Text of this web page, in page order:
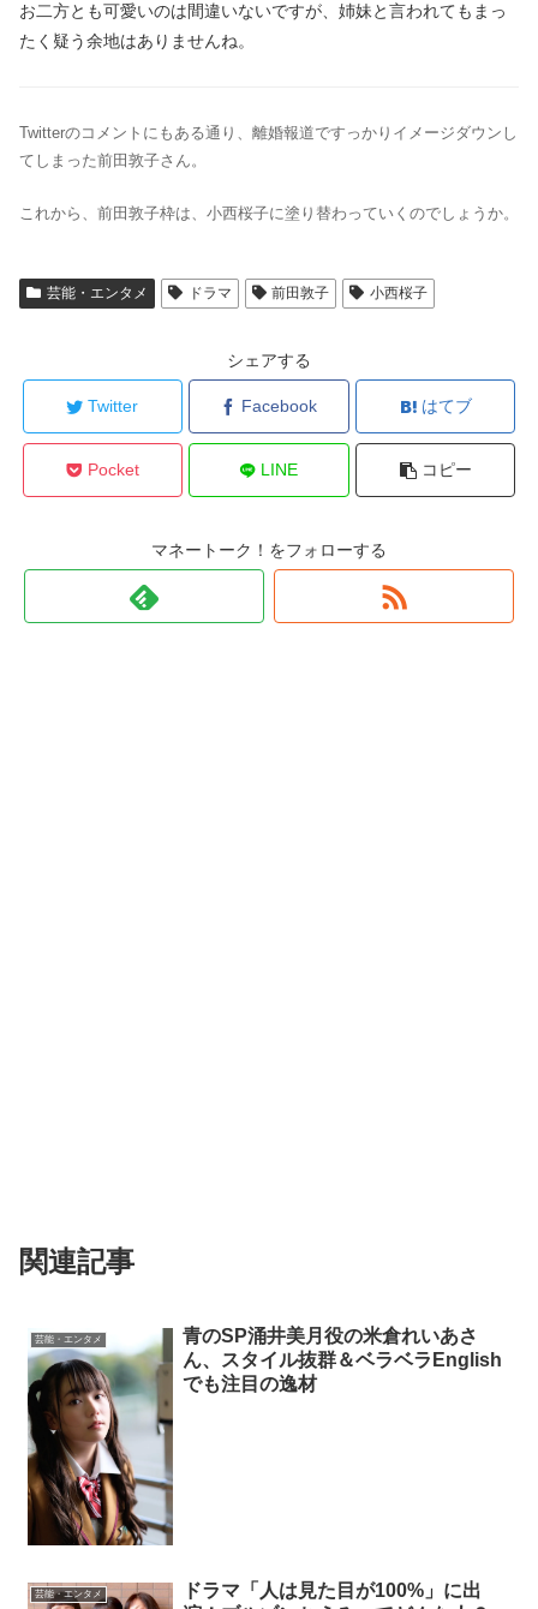
お二方とも可愛いのは間違いないですが、姉妹と言われてもまっ
たく疑う余地はありませんね。
Twitterのコメントにもある通り、離婚報道ですっかりイメージダウンし
てしまった前田敦子さん。
これから、前田敦子枠は、小西桜子に塗り替わっていくのでしょうか。
芸能・エンタメ ドラマ 前田敦子 小西桜子
シェアする
Twitter Facebook はてブ
Pocket LINE コピー
マネートーク！をフォローする
関連記事
芸能・エンタメ
青のSP涌井美月役の米倉れいあさ
ん、スタイル抜群＆ベラベラEnglish
でも注目の逸材
芸能・エンタメ
ドラマ「人は見た目が100%」に出